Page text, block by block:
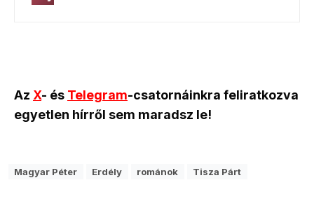
Az X- és Telegram-csatornáinkra feliratkozva
egyetlen hírről sem maradsz le!
Magyar Péter Erdély románok Tisza Párt